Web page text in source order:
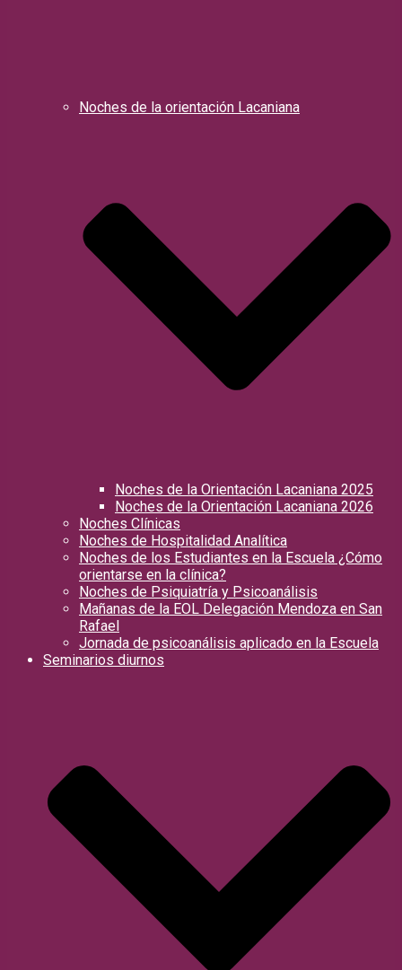
Noches de la orientación Lacaniana
Noches de la Orientación Lacaniana 2025
Noches de la Orientación Lacaniana 2026
Noches Clínicas
Noches de Hospitalidad Analítica
Noches de los Estudiantes en la Escuela ¿Cómo
orientarse en la clínica?
Noches de Psiquiatría y Psicoanálisis
Mañanas de la EOL Delegación Mendoza en San
Rafael
Jornada de psicoanálisis aplicado en la Escuela
Seminarios diurnos